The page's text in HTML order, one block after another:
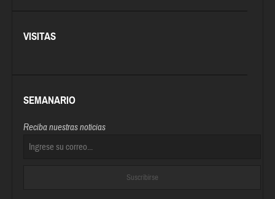
VISITAS
SEMANARIO
Reciba nuestras noticias